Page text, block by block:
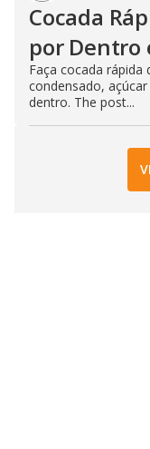
Cocada
por Dentro
Faça cocada
condensado,
dentro. The post...